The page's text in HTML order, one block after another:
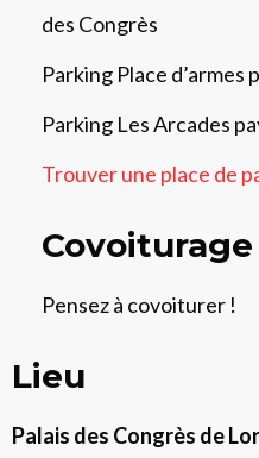
des Congrès
Parking Place d’armes
Parking Les Arcades
Trouver une place de
Covoiturage
Pensez à covoiturer !
Lieu
Palais des Congrès de